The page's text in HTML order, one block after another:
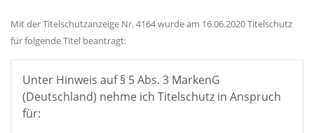
Mit der Titelschutzanzeige Nr. 4164 wurde am 16.06.2020 Titelschutz
für folgende Titel beantragt:
Unter Hinweis auf § 5 Abs. 3 MarkenG
(Deutschland) nehme ich Titelschutz in Anspruch
für: